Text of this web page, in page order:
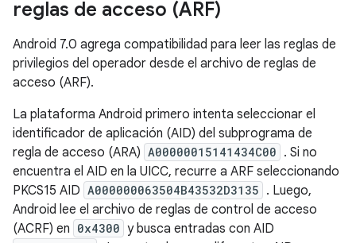
reglas de acceso (ARF)
Android 7.0 agrega compatibilidad para leer las reglas de
privilegios del operador desde el archivo de reglas de
acceso (ARF).
La plataforma Android primero intenta seleccionar el
identificador de aplicación (AID) del subprograma de
regla de acceso (ARA) A00000015141434C00 . Si no
encuentra el AID en la UICC, recurre a ARF seleccionando
PKCS15 AID A000000063504B43532D3135 . Luego,
Android lee el archivo de reglas de control de acceso
(ACRF) en 0x4300 y busca entradas con AID